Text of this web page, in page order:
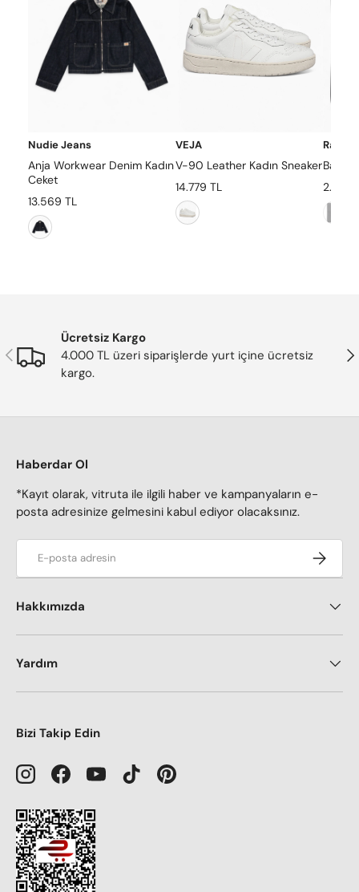
Nudie Jeans
Anja Workwear Denim Kadın
Ceket
13.569 TL
VEJA
V-90 Leather Kadın Sneaker
14.779 TL
Rains
2.645
Önceki
Ücretsiz Kargo
4.000 TL üzeri siparişlerde yurt içine ücretsiz
kargo.
Haberdar Ol
*Kayıt olarak, vitruta ile ilgili haber ve kampanyaların e-
posta adresinize gelmesini kabul ediyor olacaksınız.
Kaydol
Hakkımızda
Yardım
Bizi Takip Edin
InstagramFacebookYouTubeTikTokPinterest